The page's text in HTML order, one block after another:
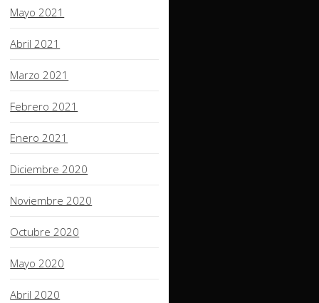
Mayo 2021
Abril 2021
Marzo 2021
Febrero 2021
Enero 2021
Diciembre 2020
Noviembre 2020
Octubre 2020
Mayo 2020
Abril 2020